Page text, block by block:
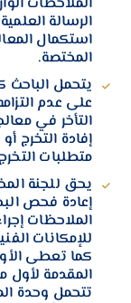
الرسالة
استكمال
المختصة.
يتحمل الباحث
على عدم
التأخر في
إفادة التخرج
متطلبات
يحق للجنة
إعادة فحص
الملاحظات
للإمكانات
كما تعطى
المقدمة لأول
تتحمل وحدة